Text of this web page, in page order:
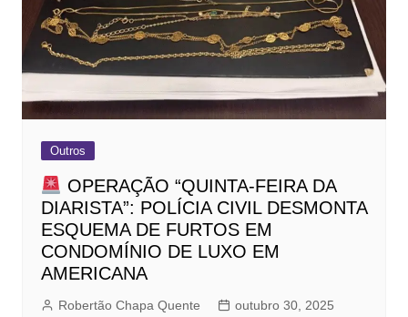
Outros
OPERAÇÃO “QUINTA-FEIRA DA
DIARISTA”: POLÍCIA CIVIL DESMONTA
ESQUEMA DE FURTOS EM
CONDOMÍNIO DE LUXO EM
AMERICANA
Robertão Chapa Quente
outubro 30, 2025